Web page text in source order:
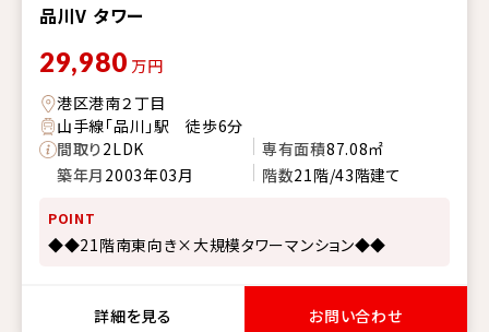
品川V タワー
29,980 万円
港区港南２丁目
山手線「品川」駅 徒歩6分
間取り2LDK 専有面積87.08㎡
築年月 2003年03月 階数21階/43階建て
POINT
◆◆21階南東向き×大規模タワーマンション◆◆
詳細を見る お問い合わせ